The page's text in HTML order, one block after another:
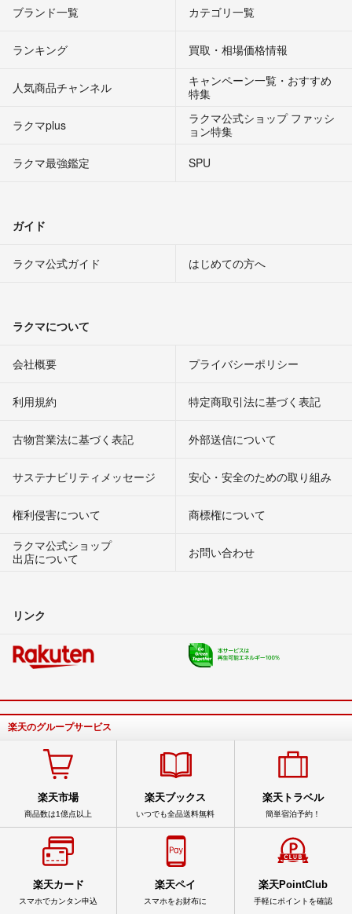
ブランド一覧 カテゴリ一覧
ランキング 買取・相場価格情報
人気商品チャンネル
キャンペーン一覧・おすすめ
特集
ラクマplus
ラクマ公式ショップ ファッシ
ョン特集
ラクマ最強鑑定
SPU
ガイド
ラクマ公式ガイド はじめての方へ
ラクマについて
会社概要 プライバシーポリシー
利用規約 特定商取引法に基づく表記
古物営業法に基づく表記 外部送信について
サステナビリティメッセージ 安心・安全のための取り組み
権利侵害について
商標権について
ラクマ公式ショップ
出店について
お問い合わせ
リンク
楽天のグループサービス
楽天市場
商品数は1億点以上
楽天ブックス
いつでも全品送料無料
楽天トラベル
簡単宿泊予約！
楽天カード
スマホでカンタン申込
楽天ペイ
スマホをお財布に
楽天PointClub
手軽にポイントを確認